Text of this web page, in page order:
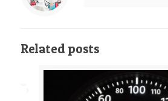
Related posts